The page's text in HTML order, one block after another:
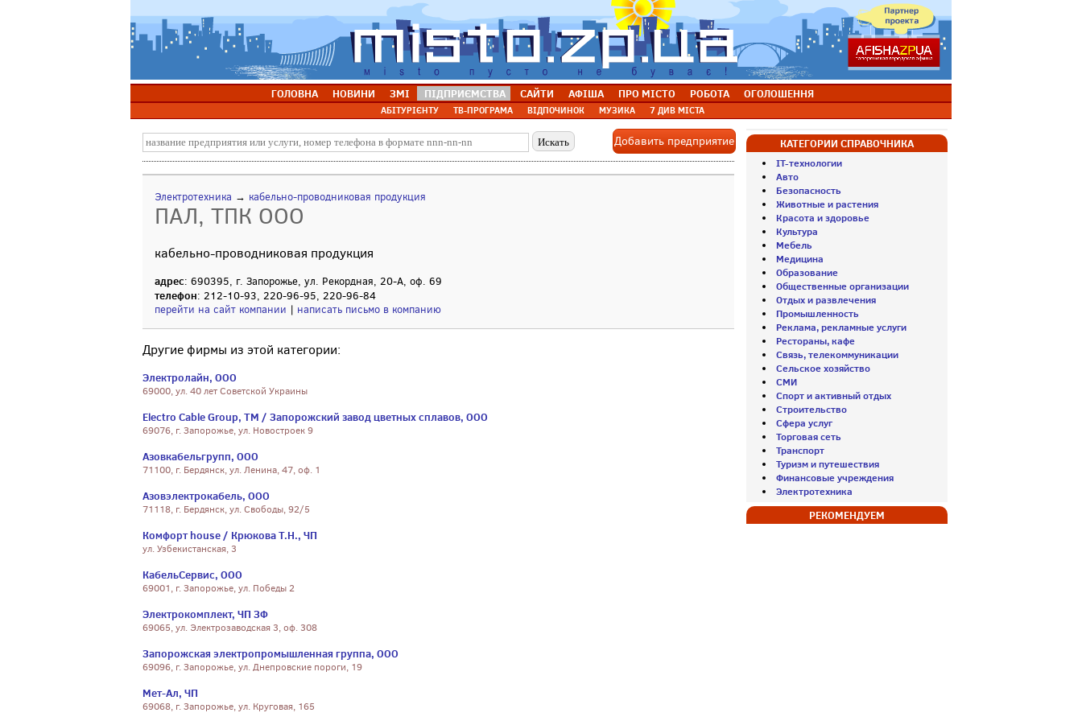
ГОЛОВНА НОВИНИ ЗМІ ПІДПРИЄМСТВА САЙТИ АФІША ПРО МІСТО РОБОТА ОГОЛОШЕННЯ
АБІТУРІЄНТУ ТВ-ПРОГРАМА ВІДПОЧИНОК МУЗИКА 7 ДИВ МІСТА
Добавить предприятие
Электротехника → кабельно-проводниковая продукция
ПАЛ, ТПК ООО
кабельно-проводниковая продукция
адрес: 690395, г. Запорожье, ул. Рекордная, 20-А, оф. 69
телефон: 212-10-93, 220-96-95, 220-96-84
перейти на сайт компании | написать письмо в компанию
Другие фирмы из этой категории:
Электролайн, ООО
69000, ул. 40 лет Советской Украины
Electro Cable Group, ТМ / Запорожский завод цветных сплавов, ООО
69076, г. Запорожье, ул. Новостроек 9
Азовкабельгрупп, ООО
71100, г. Бердянск, ул. Ленина, 47, оф. 1
Азовэлектрокабель, ООО
71118, г. Бердянск, ул. Свободы, 92/5
Комфорт house / Крюкова Т.Н., ЧП
ул. Узбекистанская, 3
КабельСервис, ООО
69001, г. Запорожье, ул. Победы 2
Электрокомплект, ЧП ЗФ
69065, ул. Электрозаводская 3, оф. 308
Запорожская электропромышленная группа, ООО
69096, г. Запорожье, ул. Днепровские пороги, 19
Мет-Ал, ЧП
69068, г. Запорожье, ул. Круговая, 165
КАТЕГОРИИ СПРАВОЧНИКА
IT-технологии
Авто
Безопасность
Животные и растения
Красота и здоровье
Культура
Мебель
Медицина
Образование
Общественные организации
Отдых и развлечения
Промышленность
Реклама, рекламные услуги
Рестораны, кафе
Связь, телекоммуникации
Сельское хозяйство
СМИ
Спорт и активный отдых
Строительство
Сфера услуг
Торговая сеть
Транспорт
Туризм и путешествия
Финансовые учреждения
Электротехника
РЕКОМЕНДУЕМ